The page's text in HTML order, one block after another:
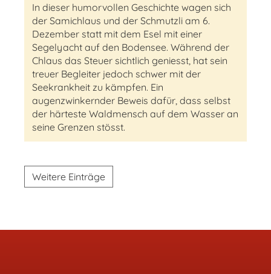
In dieser humorvollen Geschichte wagen sich
der Samichlaus und der Schmutzli am 6.
Dezember statt mit dem Esel mit einer
Segelyacht auf den Bodensee. Während der
Chlaus das Steuer sichtlich geniesst, hat sein
treuer Begleiter jedoch schwer mit der
Seekrankheit zu kämpfen. Ein
augenzwinkernder Beweis dafür, dass selbst
der härteste Waldmensch auf dem Wasser an
seine Grenzen stösst.
Weitere Einträge